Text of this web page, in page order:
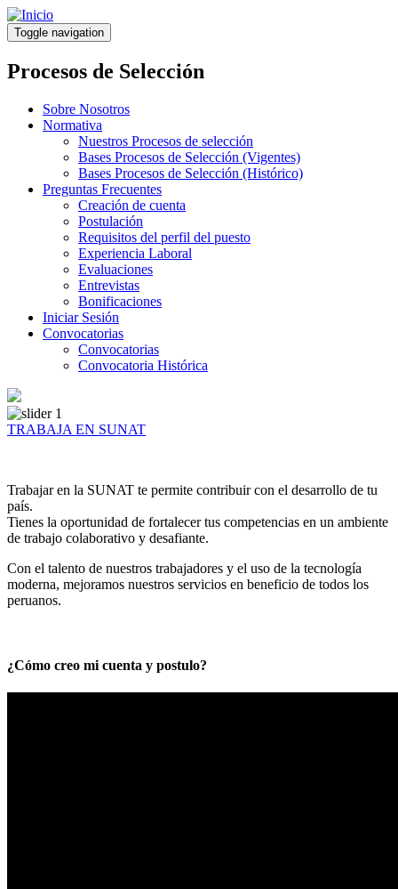
Pasar
al
contenido
principal
Toggle navigation
Procesos de Selección
Sobre Nosotros
Normativa
Nuestros Procesos de selección
Bases Procesos de Selección (Vigentes)
Bases Procesos de Selección (Histórico)
Preguntas Frecuentes
Creación de cuenta
Postulación
Requisitos del perfil del puesto
Experiencia Laboral
Evaluaciones
Entrevistas
Bonificaciones
Iniciar Sesión
Convocatorias
Convocatorias
Convocatoria Histórica
TRABAJA EN SUNAT
Trabajar en la SUNAT te permite contribuir con el desarrollo de tu
país.
Tienes la oportunidad de fortalecer tus competencias en un ambiente
de trabajo colaborativo y desafiante.
Con el talento de nuestros trabajadores y el uso de la tecnología
moderna, mejoramos nuestros servicios en beneficio de todos los
peruanos.
¿Cómo creo mi cuenta y postulo?